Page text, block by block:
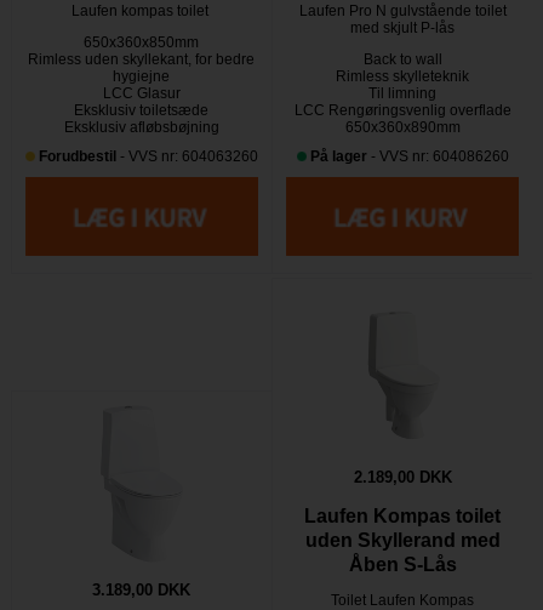
Laufen kompas toilet
650x360x850mm
Rimless uden skyllekant, for bedre
hygiejne
LCC Glasur
Eksklusiv toiletsæde
Eksklusiv afløbsbøjning
Forudbestil - VVS nr: 604063260
Laufen Pro N gulvstående toilet
med skjult P-lås
Back to wall
Rimless skylleteknik
Til limning
LCC Rengøringsvenlig overflade
650x360x890mm
På lager - VVS nr: 604086260
3.189,00 DKK
2.189,00 DKK
Laufen Kompas toilet
uden Skyllerand med
Åben S-Lås
Toilet Laufen Kompas